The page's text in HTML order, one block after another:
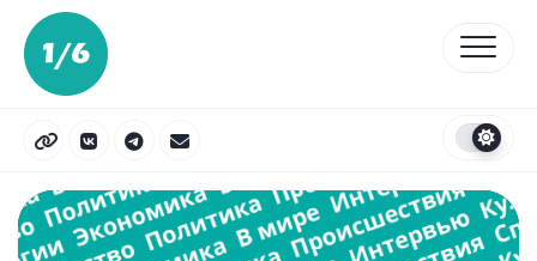
Перейти
содержанию